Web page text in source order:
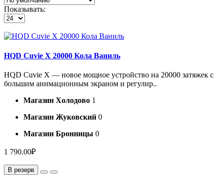
Показывать:
HQD Cuvie X 20000 Кола Ваниль
HQD Cuvie X — новое мощное устройство на 20000 затяжек с
большим анимационным экраном и регулир..
Магазин Холодово 1
Магазин Жуковский 0
Магазин Бронницы 0
1 790.00₽
В резерв